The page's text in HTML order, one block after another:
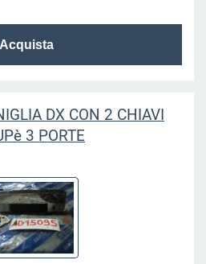
DX CON 2 CHIAVI
3 PORTE